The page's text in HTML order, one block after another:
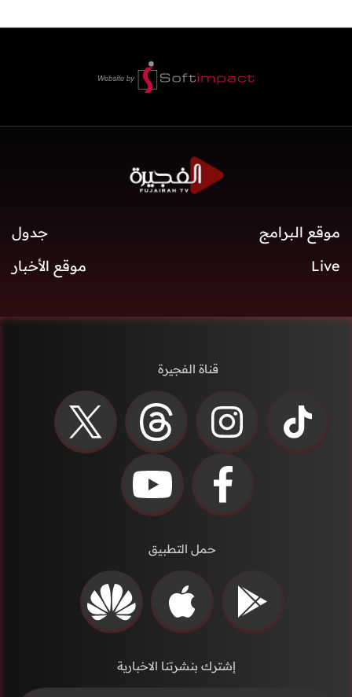
موقع البرامج
جدول
Live
موقع الأخبار
قناة الفجيرة
حمل التطبيق
إشترك بنشرتنا الاخبارية